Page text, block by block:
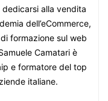
alla vendita
dell’eCommerce,
formazione sul web
Camatari è
e formatore del top
italiane.